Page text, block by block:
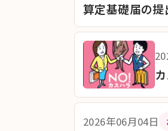
算定基礎届の提
2026年06月04日